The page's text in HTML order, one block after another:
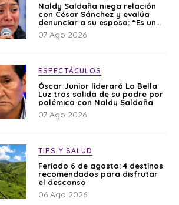
Naldy Saldaña niega relación
con César Sánchez y evalúa
denunciar a su esposa: “Es una
difamación”
07 Ago 2026
ESPECTÁCULOS
Óscar Junior liderará La Bella
Luz tras salida de su padre por
polémica con Naldy Saldaña
07 Ago 2026
TIPS Y SALUD
Feriado 6 de agosto: 4 destinos
recomendados para disfrutar
el descanso
06 Ago 2026